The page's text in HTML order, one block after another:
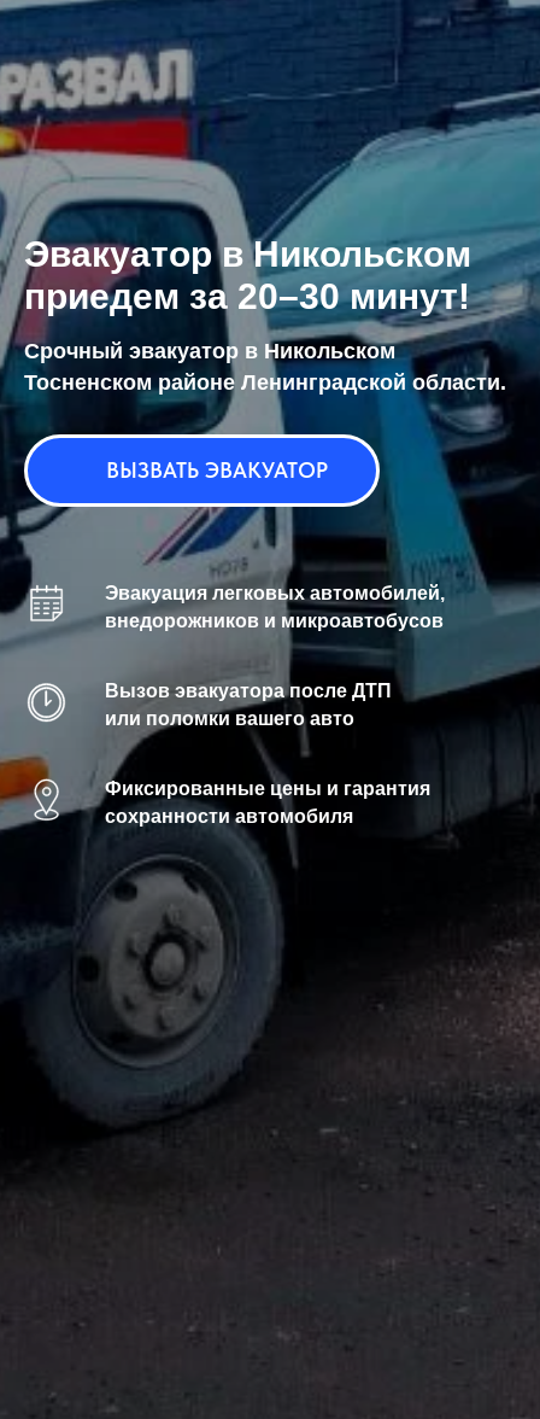
Эвакуатор в Никольском
приедем за 20–30 минут!
Срочный эвакуатор в Никольском
Тосненском районе Ленинградской области.
ВЫЗВАТЬ ЭВАКУАТОР
Эвакуация легковых автомобилей,
внедорожников и микроавтобусов
Вызов эвакуатора после ДТП
или поломки вашего авто
Фиксированные цены и гарантия
сохранности автомобиля